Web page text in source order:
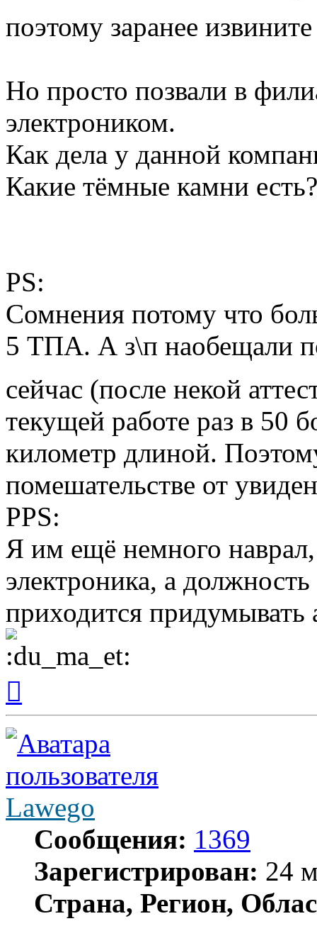
поэтому заранее
Но просто позвали в
электроником.
Как дела у данной
Какие тёмные камни есть?
PS:
Сомнения потому что
5 ТПА. А з\п наобещали
сейчас (после некой
текущей работе раз в 50
километр длиной.
помешательстве от
PPS:
Я им ещё немного
электроника, а
приходится придумывать
началу
Lawego
Сообщения: 1369
Зарегистрирован: 24
Страна, Регион,